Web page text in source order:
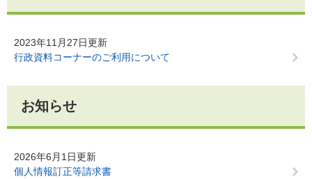
2023年11月27日更新
行政資料コーナーのご利用について
お知らせ
2026年6月1日更新
個人情報訂正等請求書